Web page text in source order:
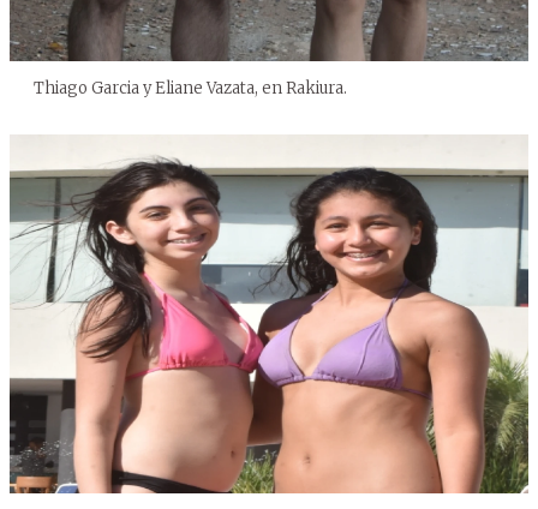
Thiago Garcia y Eliane Vazata, en Rakiura.